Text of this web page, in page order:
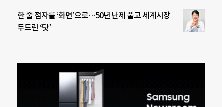
한 줄 점자를 ‘화면’으로…50년 난제 풀고 세계시장
두드린 ‘닷’